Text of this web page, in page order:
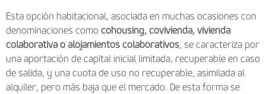
Esta opción habitacional, asociada en muchas ocasiones con
denominaciones como cohousing, covivienda, vivienda
colaborativa o alojamientos colaborativos, se caracteriza por
una aportación de capital inicial limitada, recuperable en caso
de salida, y una cuota de uso no recuperable, asimilada al
alquiler, pero más baja que el mercado. De esta forma se